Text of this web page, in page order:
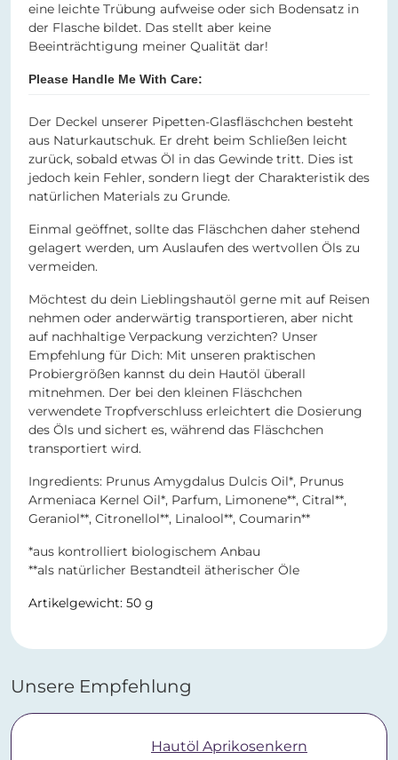
eine leichte Trübung aufweise oder sich Bodensatz in
der Flasche bildet. Das stellt aber keine
Beeinträchtigung meiner Qualität dar!
Please Handle Me With Care:
Der Deckel unserer Pipetten-Glasfläschchen besteht
aus Naturkautschuk. Er dreht beim Schließen leicht
zurück, sobald etwas Öl in das Gewinde tritt. Dies ist
jedoch kein Fehler, sondern liegt der Charakteristik des
natürlichen Materials zu Grunde.
Einmal geöffnet, sollte das Fläschchen daher stehend
gelagert werden, um Auslaufen des wertvollen Öls zu
vermeiden.
Möchtest du dein Lieblingshautöl gerne mit auf Reisen
nehmen oder anderwärtig transportieren, aber nicht
auf nachhaltige Verpackung verzichten? Unser
Empfehlung für Dich: Mit unseren praktischen
Probiergrößen kannst du dein Hautöl überall
mitnehmen. Der bei den kleinen Fläschchen
verwendete Tropfverschluss erleichtert die Dosierung
des Öls und sichert es, während das Fläschchen
transportiert wird.
Ingredients: Prunus Amygdalus Dulcis Oil*, Prunus
Armeniaca Kernel Oil*, Parfum, Limonene**, Citral**,
Geraniol**, Citronellol**, Linalool**, Coumarin**
*aus kontrolliert biologischem Anbau
**als natürlicher Bestandteil ätherischer Öle
Artikelgewicht: 50 g
Unsere Empfehlung
Hautöl Aprikosenkern